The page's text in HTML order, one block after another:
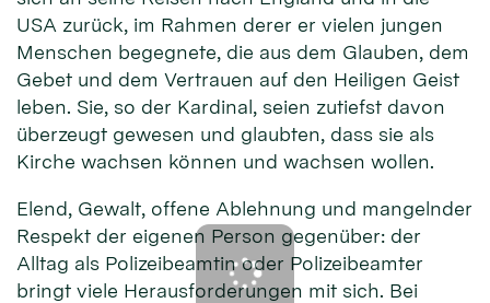
USA zurück, im Rahmen derer er vielen jungen
Menschen begegnete, die aus dem Glauben, dem
Gebet und dem Vertrauen auf den Heiligen Geist
leben. Sie, so der Kardinal, seien zutiefst davon
überzeugt gewesen und glaubten, dass sie als
Kirche wachsen können und wachsen wollen.
Elend, Gewalt, offene Ablehnung und mangelnder
Respekt der eigenen Person gegenüber: der
Alltag als Polizeibeamtin oder Polizeibeamter
bringt viele Herausforderungen mit sich. Bei